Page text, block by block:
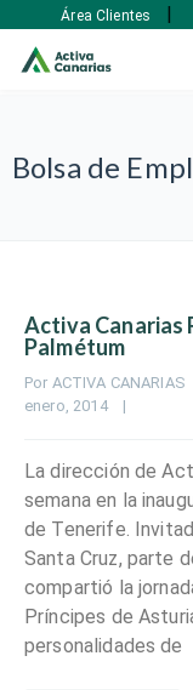
Bolsa de
Activa Canarias
Palmétum
Por ACTIVA CANARIAS
enero, 2014 |
La dirección de
semana en la
de Tenerife.
Santa Cruz, parte
compartió la
Príncipes de
personalidades de
Área Clientes |